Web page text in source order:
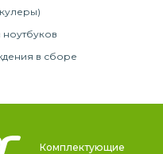
в сборе
Комплектующие